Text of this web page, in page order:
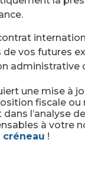
vos futures
administrative
une mise à
fiscale ou
l’analyse
à votre
créneau !